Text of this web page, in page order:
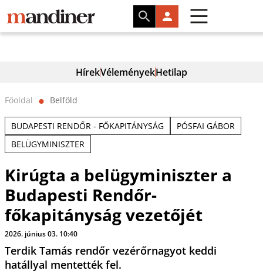
HírekVéleményekHetilap
Főoldal ⬤ Belföld
BUDAPESTI RENDŐR - FŐKAPITÁNYSÁG
PÓSFAI GÁBOR
BELÜGYMINISZTER
Kirúgta a belügyminiszter a
Budapesti Rendőr-
főkapitányság vezetőjét
2026. június 03. 10:40
Terdik Tamás rendőr vezérőrnagyot keddi
hatállyal mentették fel.